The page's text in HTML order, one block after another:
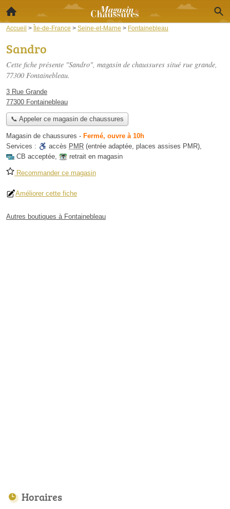
Accueil > Île-de-France > Seine-et-Marne > Fontainebleau
Sandro
Cette fiche présente "Sandro", magasin de chaussures situé rue grande,
77300 Fontainebleau.
3 Rue Grande
77300 Fontainebleau
📞 Appeler ce magasin de chaussures
Magasin de chaussures - Fermé, ouvre à 10h
Services :
accès PMR (entrée adaptée, places assises PMR),
CB acceptée, retrait en magasin
Recommander ce magasin
Améliorer cette fiche
Autres boutiques à Fontainebleau
Horaires